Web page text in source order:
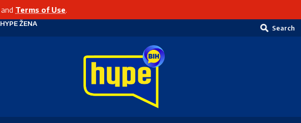
Terms of Use.
HYPE ŽENA
Search